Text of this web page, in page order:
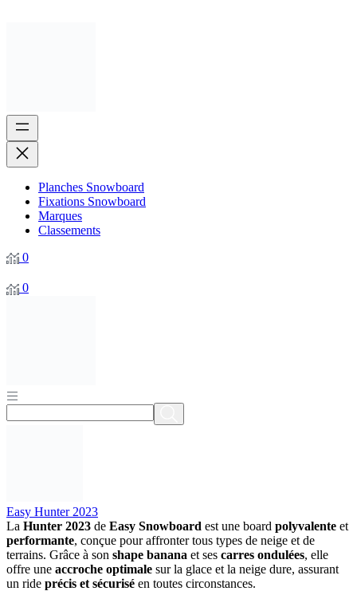
Planches Snowboard
Fixations Snowboard
Marques
Classements
0
0
Easy Hunter 2023
La Hunter 2023 de Easy Snowboard est une board polyvalente et
performante, conçue pour affronter tous types de neige et de
terrains. Grâce à son shape banana et ses carres ondulées, elle
offre une accroche optimale sur la glace et la neige dure, assurant
un ride précis et sécurisé en toutes circonstances.